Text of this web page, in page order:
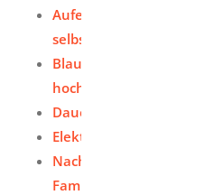
Aufenthaltserlaubnis
selbständigen Tätigkeit
Blaue Karte EU zur
hochqualifizierten
Daueraufenthalt-EU -
Elektronischen
Nachzug aus
Familienangehörige) -